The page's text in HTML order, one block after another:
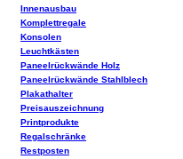
Innenausbau
Komplettregale
Konsolen
Leuchtkästen
Paneelrückwände Holz
Paneelrückwände Stahlblech
Plakathalter
Preisauszeichnung
Printprodukte
Regalschränke
Restposten